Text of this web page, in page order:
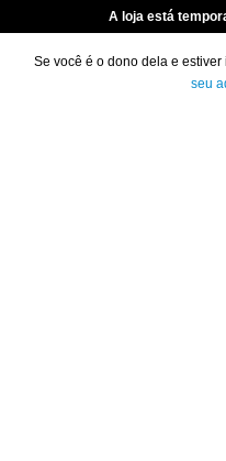
A loja está
Se você é o dono dela e
seu